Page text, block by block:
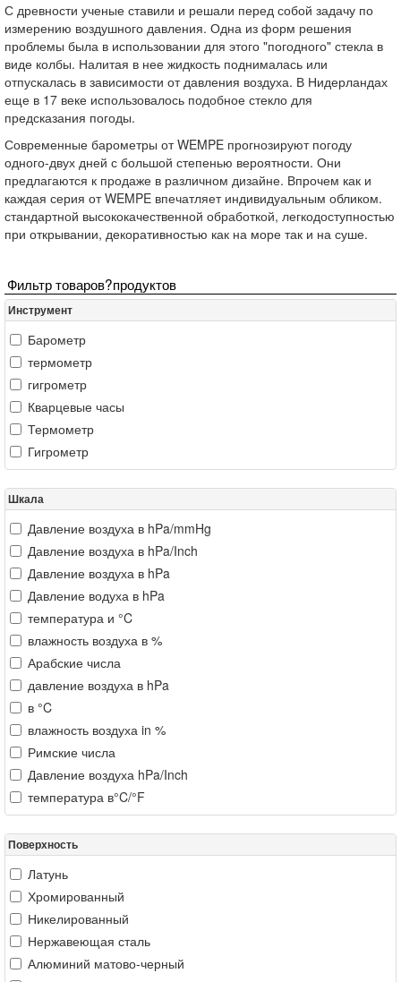
С древности ученые ставили и решали перед собой задачу по
измерению воздушного давления. Одна из форм решения
проблемы была в использовании для этого "погодного" стекла в
виде колбы. Налитая в нее жидкость поднималась или
отпускалась в зависимости от давления воздуха. В Нидерландах
еще в 17 веке использовалось подобное стекло для
предсказания погоды.
Современные барометры от WEMPE прогнозируют погоду
одного-двух дней с большой степенью вероятности. Они
предлагаются к продаже в различном дизайне. Впрочем как и
каждая серия от WEMPE впечатляет индивидуальным обликом.
стандартной высококачественной обработкой, легкодоступностью
при открывании, декоративностью как на море так и на суше.
Фильтр товаров?продуктов
Инструмент
Барометр
термометр
гигрометр
Кварцевые часы
Термометр
Гигрометр
Шкала
Давление воздуха в hPa/mmHg
Давление воздуха в hPa/Inch
Давление воздуха в hPa
Давление водуха в hPa
температура и °C
влажность воздуха в %
Арабские числа
давление воздуха в hPa
в °C
влажность воздуха in %
Римские числа
Давление воздуха hPa/Inch
температура в°C/°F
Поверхность
Латунь
Хромированный
Никелированный
Нержавеющая сталь
Алюминий матово-черный